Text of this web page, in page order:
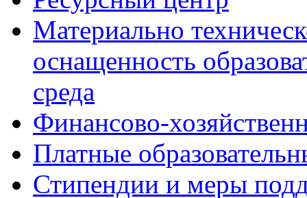
Материально
оснащенность
среда
Финансово-
Платные
Стипендии и меры